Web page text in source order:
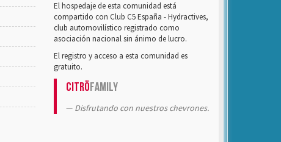
El hospedaje de esta comunidad está
compartido con Club C5 España - Hydractives,
club automovilístico registrado como
asociación nacional sin ánimo de lucro.
El registro y acceso a esta comunidad es
gratuito.
CitröFamily
Disfrutando con nuestros chevrones.